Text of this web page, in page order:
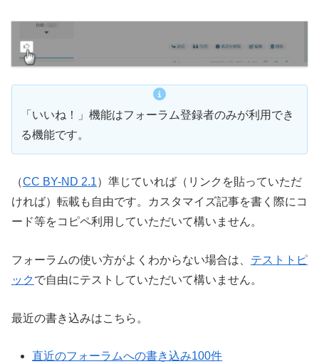
「いいね！」機能はフォーラム登録者のみが利用でき
る機能です。
（CC BY-ND 2.1）準じていれば（リンクを貼っていただ
ければ）転載も自由です。カスタマイズ記事を書く際にコ
ード等をコピペ利用していただいて構いません。
フォーラムの使い方がよくわからない場合は、 テストトピ
ックで自由にテストしていただいて構いません。
最近の書き込みはこちら。
直近のフォーラムへの書き込み100件